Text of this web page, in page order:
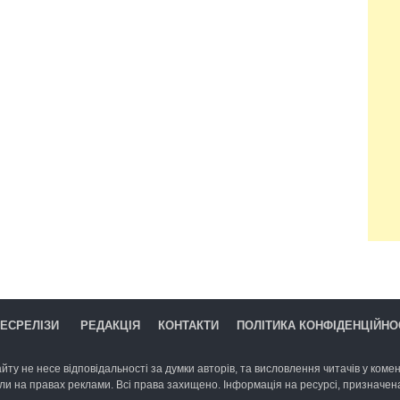
РЕДАКЦІЯ КОНТАКТИ ПОЛІТИКА
не несе відповідальності за думки авторів, та висловлення читачів у
на правах реклами. Всі права захищено. Інформація на ресурсі,